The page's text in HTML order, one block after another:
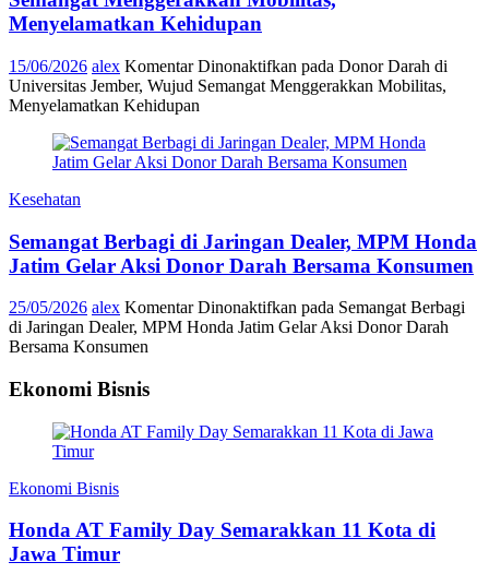
Menyelamatkan Kehidupan
15/06/2026 alex Komentar Dinonaktifkan pada Donor Darah di
Universitas Jember, Wujud Semangat Menggerakkan Mobilitas,
Menyelamatkan Kehidupan
Kesehatan
Semangat Berbagi di Jaringan Dealer, MPM Honda
Jatim Gelar Aksi Donor Darah Bersama Konsumen
25/05/2026 alex Komentar Dinonaktifkan pada Semangat Berbagi
di Jaringan Dealer, MPM Honda Jatim Gelar Aksi Donor Darah
Bersama Konsumen
Ekonomi Bisnis
Ekonomi Bisnis
Honda AT Family Day Semarakkan 11 Kota di
Jawa Timur